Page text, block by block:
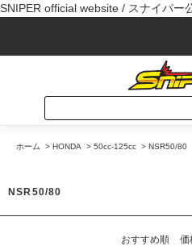
SNIPER official website / スナイパー
ホーム > HONDA > 50cc-125cc > NSR50/80
NSR50/80
おすすめ順 価